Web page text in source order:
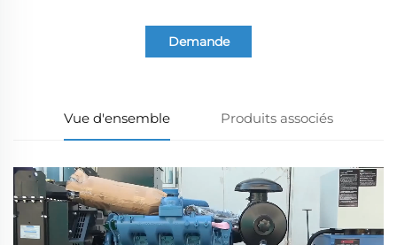
Demande
Vue d'ensemble Produits associés